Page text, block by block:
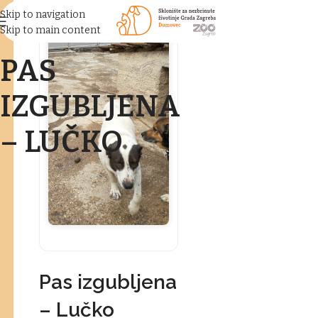
Skip to navigation
Skip to main content
PAS
IZGUBLJENA
– LUČKO
Pas izgubljena
– Lučko